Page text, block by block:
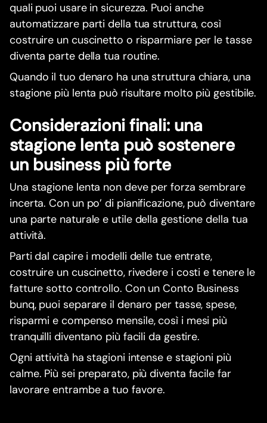
quali puoi usare in sicurezza. Puoi anche
automatizzare parti della tua struttura, così
costruire un cuscinetto o risparmiare per le tasse
diventa parte della tua routine.
Quando il tuo denaro ha una struttura chiara, una
stagione più lenta può risultare molto più gestibile.
Considerazioni finali: una
stagione lenta può sostenere
un business più forte
Una stagione lenta non deve per forza sembrare
incerta. Con un po’ di pianificazione, può diventare
una parte naturale e utile della gestione della tua
attività.
Parti dal capire i modelli delle tue entrate,
costruire un cuscinetto, rivedere i costi e tenere le
fatture sotto controllo. Con un Conto Business
bunq, puoi separare il denaro per tasse, spese,
risparmi e compenso mensile, così i mesi più
tranquilli diventano più facili da gestire.
Ogni attività ha stagioni intense e stagioni più
calme. Più sei preparato, più diventa facile far
lavorare entrambe a tuo favore.